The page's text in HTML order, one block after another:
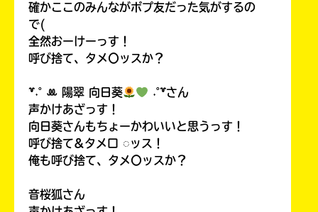
確かここのみんながポプ友だった気がするの
で(
全然おーけーっす！
呼び捨て、タメ〇ッスか？
꒷˖˚ ꔛ‬ 陽翠 向日葵
˖˚꒷さん
声かけあざっす！
向日葵さんもちょーかわいいと思うっす！
呼び捨て&タメ口 ◌ッス！
俺も呼び捨て、タメ〇ッスか？
音桜狐さん